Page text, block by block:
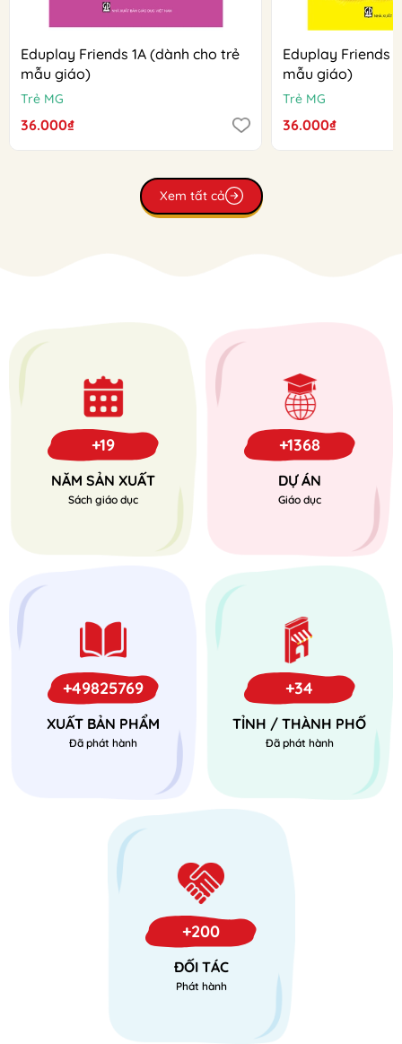
Eduplay Friends 1A (dành cho trẻ
mẫu giáo)
Trẻ MG
36.000₫
Eduplay Friends
mẫu giáo)
Trẻ MG
36.000₫
Xem tất cả
+19
NĂM SẢN XUẤT
Sách giáo dục
+1368
DỰ ÁN
Giáo dục
+49825769
XUẤT BẢN PHẨM
Đã phát hành
+34
TỈNH / THÀNH PHỐ
Đã phát hành
+200
ĐỐI TÁC
Phát hành